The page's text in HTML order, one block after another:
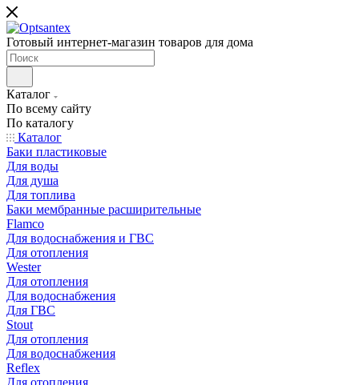
Готовый интернет-магазин товаров для дома
Каталог
По всему сайту
По каталогу
Каталог
Баки пластиковые
Для воды
Для душа
Для топлива
Баки мембранные расширительные
Flamco
Для водоснабжения и ГВС
Для отопления
Wester
Для отопления
Для водоснабжения
Для ГВС
Stout
Для отопления
Для водоснабжения
Reflex
Для отопления